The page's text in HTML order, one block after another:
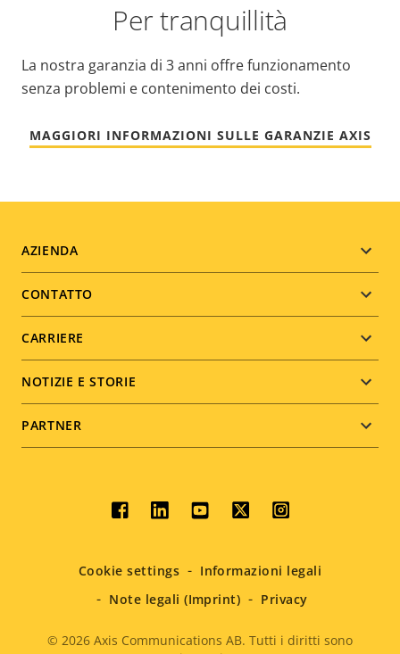
Per tranquillità
La nostra garanzia di 3 anni offre funzionamento
senza problemi e contenimento dei costi.
MAGGIORI INFORMAZIONI SULLE GARANZIE AXIS
Footer
menu
AZIENDA
CONTATTO
CARRIERE
NOTIZIE E STORIE
PARTNER
Social
menu
© 2026 Axis Communications AB. Tutti i diritti sono
Cookie settings
Informazioni legali
Note legali (Imprint)
Privacy